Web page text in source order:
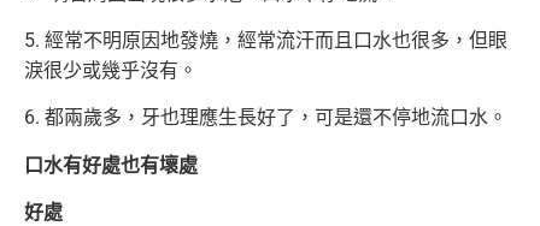
5. 經常不明原因地發燒，經常流汗而且口水也很多，但眼
淚很少或幾乎沒有。
6. 都兩歲多，牙也理應生長好了，可是還不停地流口水。
口水有好處也有壞處
好處